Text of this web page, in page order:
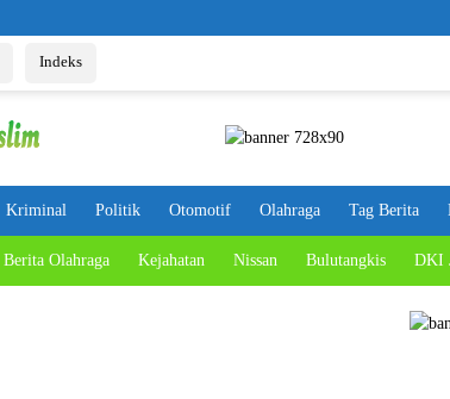
Kapolri
Indeks
Kriminal Politik Otomotif Olahraga Tag Berita
Berita Olahraga Kejahatan Nissan Bulutangkis DKI